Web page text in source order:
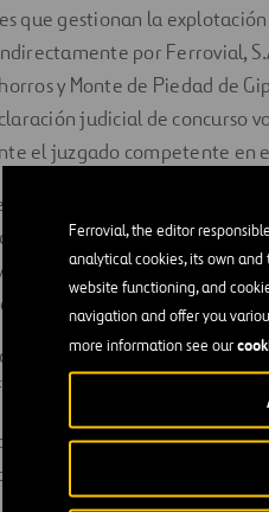
Ferrovial, the editor
analytical cookies, its own
website functioning, and
navigation and offer you
more information see our
que gestionan la
por Ferrovial,
y Monte de Piedad de
judicial de concurso
el juzgado competente en
la Autopista AP-36 se ha
sustancial del tráfico
que hacen inminente la
financieras.
ha sido relevante que las
implementadas
lo anterior, dichas
pueda alcanzarse una